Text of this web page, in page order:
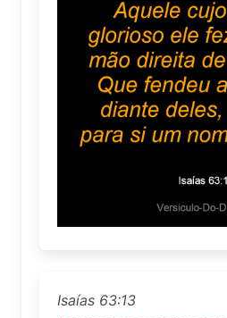
Isaías 63:13